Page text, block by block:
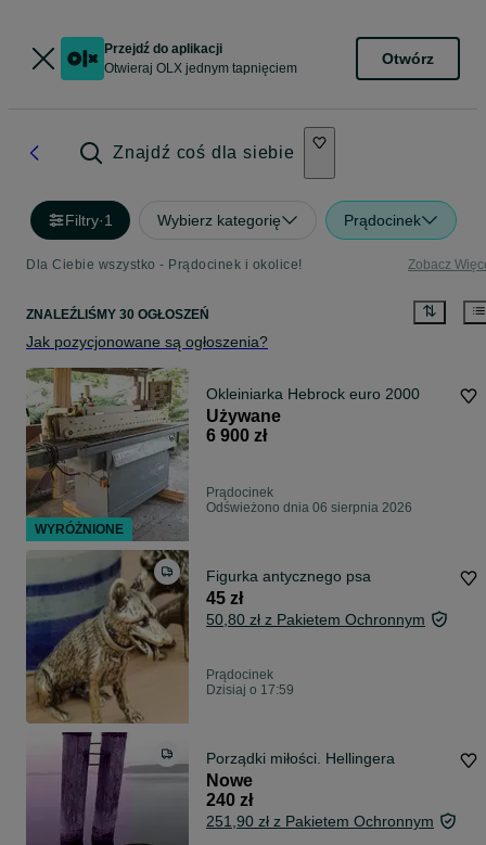
Przejdź do aplikacji
Otwieraj OLX jednym tapnięciem
Otwórz
Znajdź coś dla siebie
Filtry·1 Wybierz kategorię Prądocinek
Dla Ciebie wszystko - Prądocinek i okolice! Zobacz
ZNALEŹLIŚMY 30 OGŁOSZEŃ
Jak pozycjonowane są ogłoszenia?
Okleiniarka Hebrock euro 2000
Używane
6 900 zł
Prądocinek
Odświeżono dnia 06 sierpnia 2026
Figurka antycznego psa
45 zł
50,80 zł z Pakietem Ochronnym
Prądocinek
Dzisiaj o 17:59
Porządki miłości. Hellingera
Nowe
240 zł
251,90 zł z Pakietem Ochronnym
WYRÓŻNIONE